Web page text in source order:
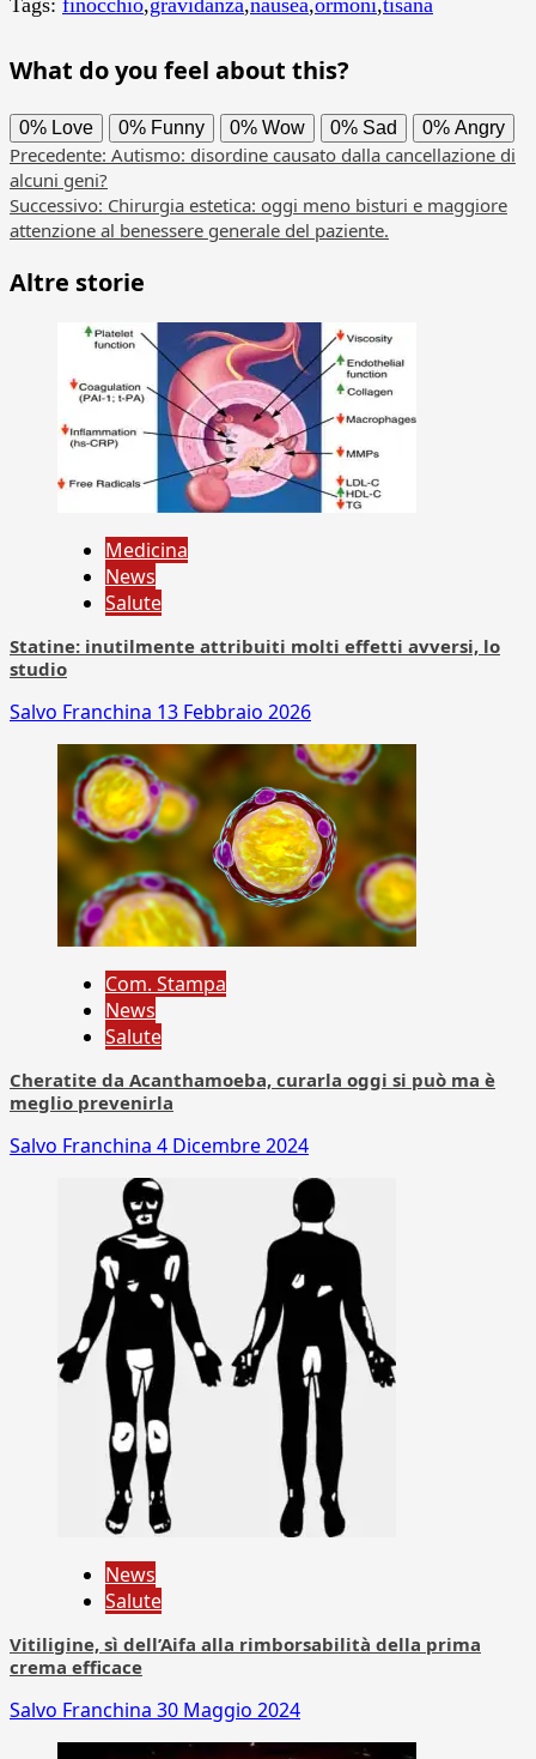
Tags: finocchio,gravidanza,nausea,ormoni,tisana
What do you feel about this?
0% Love 0% Funny 0% Wow 0% Sad 0% Angry
Navigazione
articolo
Precedente: Autismo: disordine causato dalla cancellazione di
alcuni geni?
Successivo: Chirurgia estetica: oggi meno bisturi e maggiore
attenzione al benessere generale del paziente.
Altre storie
Medicina
News
Salute
Statine: inutilmente attribuiti molti effetti avversi, lo
studio
Salvo Franchina 13 Febbraio 2026
Com. Stampa
News
Salute
Cheratite da Acanthamoeba, curarla oggi si può ma è
meglio prevenirla
Salvo Franchina 4 Dicembre 2024
News
Salute
Vitiligine, sì dell’Aifa alla rimborsabilità della prima
crema efficace
Salvo Franchina 30 Maggio 2024